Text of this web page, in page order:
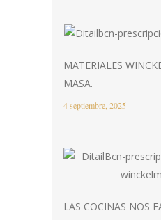
MATERIALES
MASA.
4 septiembre, 2025
LAS COCINAS NOS